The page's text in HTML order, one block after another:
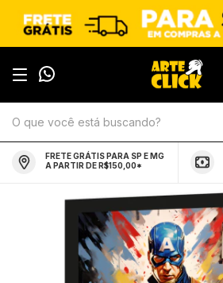
FRETE GRÁTIS PARA SP E MG
A PARTIR DE R$150,00*